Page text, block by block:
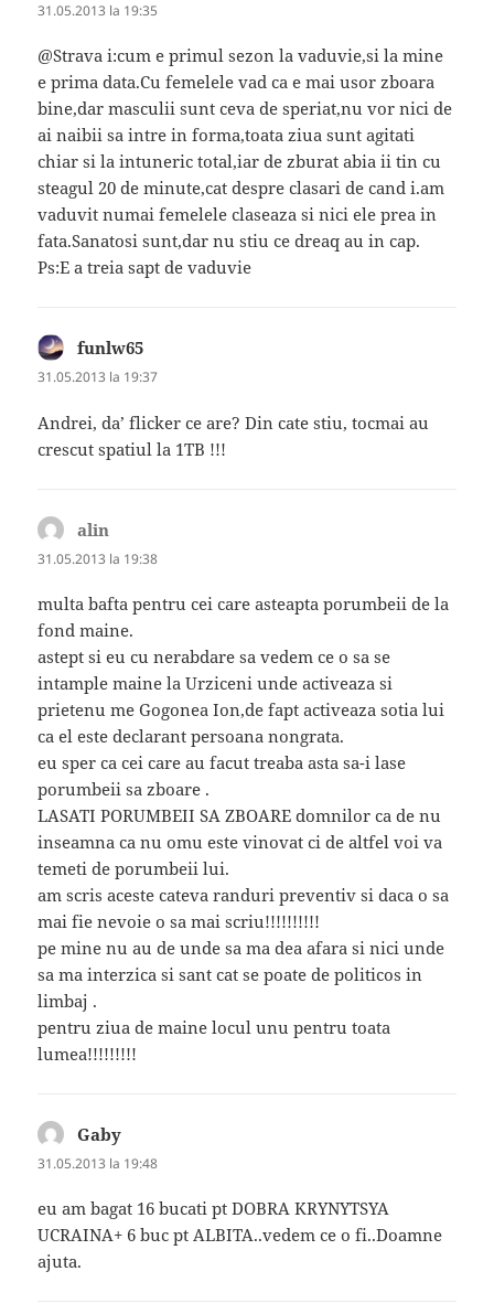
31.05.2013 la 19:35
@Strava i:cum e primul sezon la vaduvie,si la mine
e prima data.Cu femelele vad ca e mai usor zboara
bine,dar masculii sunt ceva de speriat,nu vor nici de
ai naibii sa intre in forma,toata ziua sunt agitati
chiar si la intuneric total,iar de zburat abia ii tin cu
steagul 20 de minute,cat despre clasari de cand i.am
vaduvit numai femelele claseaza si nici ele prea in
fata.Sanatosi sunt,dar nu stiu ce dreaq au in cap.
Ps:E a treia sapt de vaduvie
funlw65
31.05.2013 la 19:37
Andrei, da’ flicker ce are? Din cate stiu, tocmai au
crescut spatiul la 1TB !!!
alin
31.05.2013 la 19:38
multa bafta pentru cei care asteapta porumbeii de la
fond maine.
astept si eu cu nerabdare sa vedem ce o sa se
intample maine la Urziceni unde activeaza si
prietenu me Gogonea Ion,de fapt activeaza sotia lui
ca el este declarant persoana nongrata.
eu sper ca cei care au facut treaba asta sa-i lase
porumbeii sa zboare .
LASATI PORUMBEII SA ZBOARE domnilor ca de nu
inseamna ca nu omu este vinovat ci de altfel voi va
temeti de porumbeii lui.
am scris aceste cateva randuri preventiv si daca o sa
mai fie nevoie o sa mai scriu!!!!!!!!!!
pe mine nu au de unde sa ma dea afara si nici unde
sa ma interzica si sant cat se poate de politicos in
limbaj .
pentru ziua de maine locul unu pentru toata
lumea!!!!!!!!!
Gaby
31.05.2013 la 19:48
eu am bagat 16 bucati pt DOBRA KRYNYTSYA
UCRAINA+ 6 buc pt ALBITA..vedem ce o fi..Doamne
ajuta.